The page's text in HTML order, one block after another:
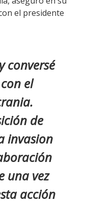
el presidente
conversé
el
de
invasion
una vez
acción